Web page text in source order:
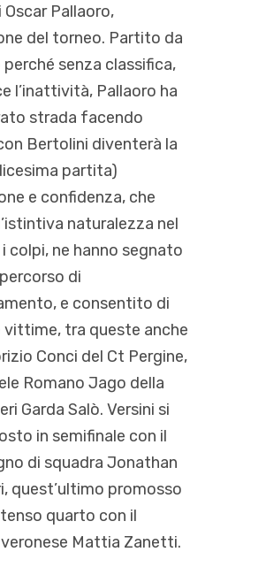
Oscar Pallaoro,
del torneo. Partito da
senza classifica,
l’inattività, Pallaoro ha
strada facendo
Bertolini diventerà la
partita)
e confidenza, che
naturalezza nel
colpi, ne hanno segnato
di
e consentito di
vittime, tra queste anche
Conci del Ct Pergine,
Romano Jago della
Garda Salò. Versini si
in semifinale con il
di squadra Jonathan
quest’ultimo promosso
quarto con il
Mattia Zanetti.